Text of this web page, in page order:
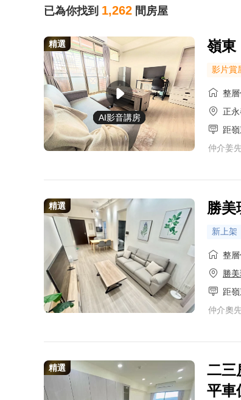
已為你找到 1,262 間房屋
AI影音講房
AI影音講房
AI影音講房
AI影音講房
AI影音講房
AI影音講房
AI影音講房
AI影音講房
AI影音講房
AI影音講房
AI影音講房
AI影音講房
AI影音講房
AI影音講房
AI影音講房
精選 嶺東
影片賞
整
正
距
仲介姜
精選 勝美
新上架
整
勝
距
仲介奧
精選
二
平車